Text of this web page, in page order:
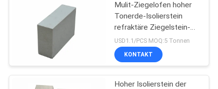
Silikoneisenziegel
29
Mulit-Ziegelofen hoher
Tonerde-Isolierstein
refraktäre Ziegelstein-
Wärmedämmung
USD1.1/PCS MOQ:5 Tonnen
KONTAKT
Hoher Isolierstein der